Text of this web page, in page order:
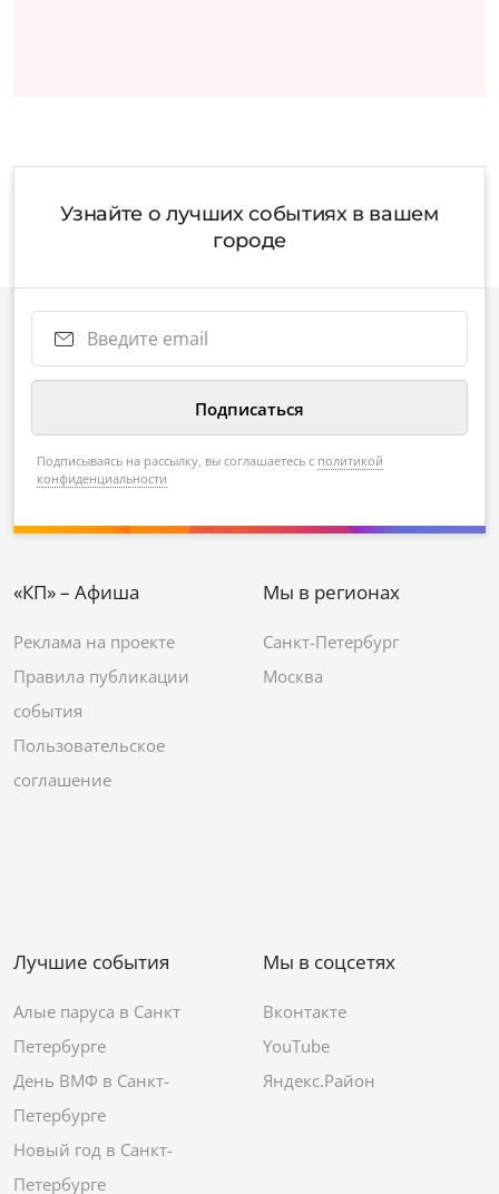
Узнайте о лучших событиях в вашем
городе
Подписываясь на рассылку, вы соглашаетесь с политикой
конфиденциальности
«КП» – Афиша
Реклама на проекте
Правила публикации
события
Пользовательское
соглашение
Мы в регионах
Санкт-Петербург
Москва
Лучшие события
Алые паруса в Санкт
Петербурге
День ВМФ в Санкт-
Петербурге
Новый год в Санкт-
Петербурге
Мы в соцсетях
Вконтакте
YouTube
Яндекс.Район